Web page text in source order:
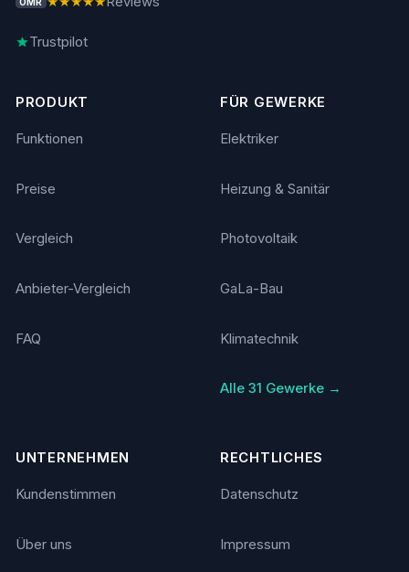
Trustpilot
PRODUKT
Funktionen
Preise
Vergleich
Anbieter-Vergleich
FAQ
FÜR GEWERKE
Elektriker
Heizung & Sanitär
Photovoltaik
GaLa-Bau
Klimatechnik
Alle 31 Gewerke →
UNTERNEHMEN
Kundenstimmen
Über uns
RECHTLICHES
Datenschutz
Impressum